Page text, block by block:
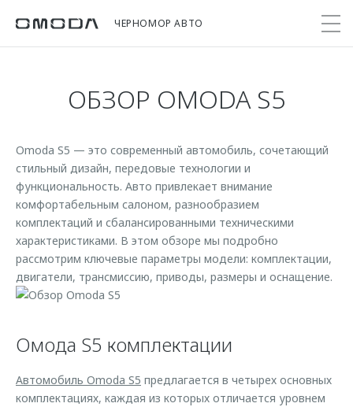
ЧЕРНОМОР АВТО
Модели
C5
от 2 299 000 ₽*
C7
от 2 739 000 ₽*
Покупателям
Выбор и покупка
Сравнить комплектации
Записаться на тест-драйв
Cпецпредложения
Прайс-листы
OMODA Лизинг
Кредитные программы
Кредитный калькулятор
Владельцам
Сервис
Записаться на сервис
Кузовной ремонт
Техническое обслуживание
Поддержка
Помощь на дороге
Дополнительная техническая поддержка
Клиентская поддержка
Мир OMODA
О бренде
Новости
О компании
Онлайн-сервисы
Приложение O&J
Клуб владельцев OMODA
Обратная связь
ОБЗОР OMODA S5
Omoda S5 — это современный автомобиль, сочетающий
стильный дизайн, передовые технологии и
функциональность. Авто привлекает внимание
комфортабельным салоном, разнообразием
комплектаций и сбалансированными техническими
характеристиками. В этом обзоре мы подробно
рассмотрим ключевые параметры модели: комплектации,
двигатели, трансмиссию, приводы, размеры и оснащение.
Омода S5 комплектации
Автомобиль Omoda S5 предлагается в четырех основных
комплектациях, каждая из которых отличается уровнем